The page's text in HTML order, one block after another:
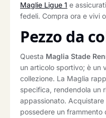
Maglie Ligue 1 e
fedeli. Compra ora e vivi
Pezzo da
Questa Maglia Stade
un articolo sportivo; è un
collezione. La Maglia
specifica, rendendola un
appassionato.
possedere un frammento